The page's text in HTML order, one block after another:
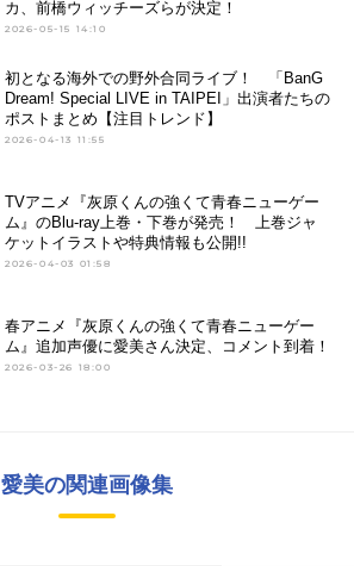
カ、前橋ウィッチーズらが決定！
2026-05-15 14:10
初となる海外での野外合同ライブ！ 「BanG
Dream! Special LIVE in TAIPEI」出演者たちの
ポストまとめ【注目トレンド】
2026-04-13 11:55
TVアニメ『灰原くんの強くて青春ニューゲー
ム』のBlu-ray上巻・下巻が発売！ 上巻ジャ
ケットイラストや特典情報も公開!!
2026-04-03 01:58
春アニメ『灰原くんの強くて青春ニューゲー
ム』追加声優に愛美さん決定、コメント到着！
2026-03-26 18:00
愛美の関連画像集